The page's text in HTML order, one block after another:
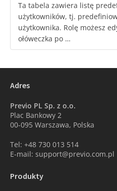
Ta tabela zawiera listę
użytkowników, tj.
użytkownika. Rolę możesz
ołóweczka po …
Adres
Previo PL Sp. z o.o.
Plac Bankowy 2
00-095 Warszawa, Polska
Tel: +48 730 013 514
E-mail: support@previo.com.pl
Produkty